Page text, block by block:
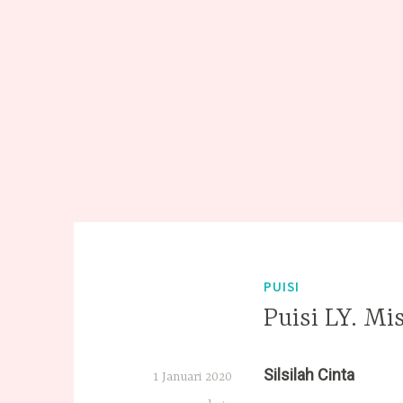
PUISI
Puisi LY.
1 Januari 2020
Silsilah Cinta